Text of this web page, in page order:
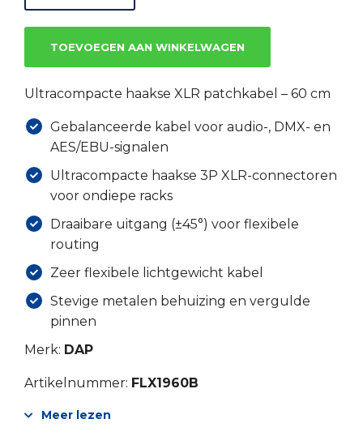
TOEVOEGEN AAN WINKELWAGEN
Ultracompacte haakse XLR patchkabel – 60 cm
Gebalanceerde kabel voor audio-, DMX- en
AES/EBU-signalen
Ultracompacte haakse 3P XLR-connectoren
voor ondiepe racks
Draaibare uitgang (±45°) voor flexibele
routing
Zeer flexibele lichtgewicht kabel
Stevige metalen behuizing en vergulde
pinnen
Merk: DAP
Artikelnummer: FLX1960B
Meer lezen